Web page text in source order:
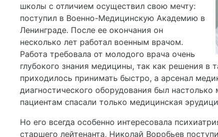
школы с отличием осуществил свою мечту:
поступил в Военно-Медицинскую Академию в
Ленинграде. После ее окончания он
несколько лет работал военным врачом.
Работа требовала от молодого врача очень
глубокого знания медицины, так как решения в
приходилось принимать быстро, а арсенал
диагностического оборудования был
пациентам спасали только медицинская
Но его всегда особенно интересовала
старшего лейтенанта, Николай Воробьев